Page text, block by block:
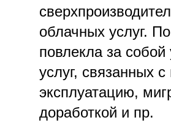
облачных услуг.
повлекла за
услуг, связанных
эксплуатацию,
доработкой и пр.